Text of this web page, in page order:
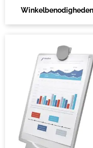
Winkelbenodigheden